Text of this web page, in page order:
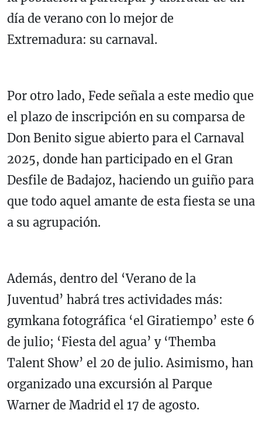
día de verano con lo mejor de
Extremadura: su carnaval.
Por otro lado, Fede señala a este medio que
el plazo de inscripción en su comparsa de
Don Benito sigue abierto para el Carnaval
2025, donde han participado en el Gran
Desfile de Badajoz, haciendo un guiño para
que todo aquel amante de esta fiesta se una
a su agrupación.
Además, dentro del ‘Verano de la
Juventud’ habrá tres actividades más:
gymkana fotográfica ‘el Giratiempo’ este 6
de julio; ‘Fiesta del agua’ y ‘Themba
Talent Show’ el 20 de julio. Asimismo, han
organizado una excursión al Parque
Warner de Madrid el 17 de agosto.